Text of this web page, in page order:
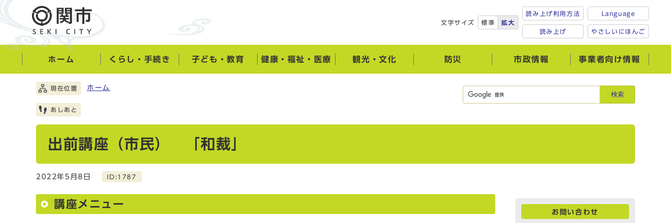
文字サイズ 標準 拡大
読み上げ利用方法
読み上げ
Language
やさしいにほんご
ホーム くらし・手続き 子ども・教育 健康・福祉・医療 観光・文化 防災 市政情報 事業者向け情報
検索
現在位置 ホーム
あしあと
出前講座（市民） 「和裁」
2022年5月8日 ID:1787
講座メニュー
お問い合わせ